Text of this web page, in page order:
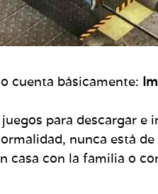
cuenta básicamente:
juegos para descargar e
nunca está
casa con la familia o